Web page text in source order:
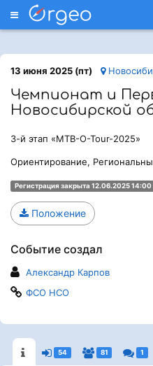
Меню
13 июня 2025 (пт)
Чемпионат и
Новосибирской
3-й этап «MTB-O-Tour-2025»
Ориентирование,
Регистрация закрыта 12.06.2025
Положение
Событие создал
Александр Карпов
ФСО НСО
54 81 1